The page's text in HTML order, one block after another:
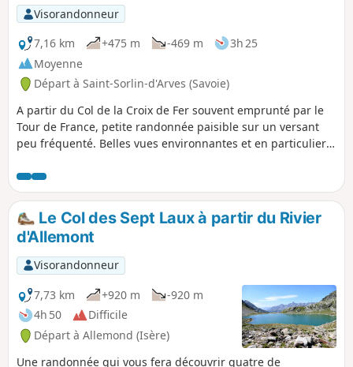
Visorandonneur
7,16 km
+475 m -469 m
3h 25
Moyenne
Départ à Saint-Sorlin-d'Arves (Savoie)
A partir du Col de la Croix de Fer souvent emprunté par le
Tour de France, petite randonnée paisible sur un versant
peu fréquenté. Belles vues environnantes et en particulier
Le Col des Sept Laux à partir du Rivier
d'Allemont
Visorandonneur
7,73 km
+920 m
-920 m
4h 50
Difficile
Départ à Allemond (Isère)
Une randonnée qui vous fera découvrir quatre de